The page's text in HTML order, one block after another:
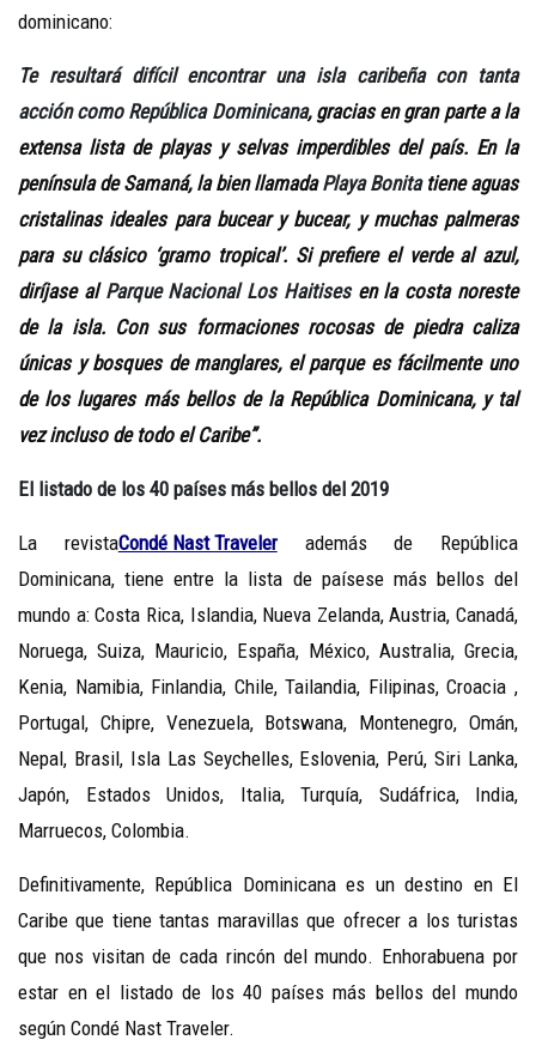
dominicano:
Te resultará difícil encontrar una isla caribeña con tanta
acción como República Dominicana, gracias en gran parte a la
extensa lista de playas y selvas imperdibles del país. En la
península de Samaná, la bien llamadaPlaya Bonitatiene aguas
cristalinas ideales para bucear y bucear, y muchas palmeras
para su clásico ‘gramo tropical’. Si prefiere el verde al azul,
diríjase al Parque Nacional Los Haitises en la costa noreste
de la isla. Con sus formaciones rocosas de piedra caliza
únicas y bosques de manglares, el parque es fácilmente uno
de los lugares más bellos de la República Dominicana, y tal
vez incluso de todo el Caribe”.
El listado de los 40 países más bellos del 2019
La revistaCondé Nast Travelerademás de República
Dominicana, tiene entre la lista de paísese más bellos del
mundo a: Costa Rica, Islandia, Nueva Zelanda, Austria, Canadá,
Noruega, Suiza, Mauricio, España, México, Australia, Grecia,
Kenia, Namibia, Finlandia, Chile, Tailandia, Filipinas, Croacia ,
Portugal, Chipre, Venezuela, Botswana, Montenegro, Omán,
Nepal, Brasil, Isla Las Seychelles, Eslovenia, Perú, Siri Lanka,
Japón, Estados Unidos, Italia, Turquía, Sudáfrica, India,
Marruecos, Colombia.
Definitivamente, República Dominicana es un destino en El
Caribe que tiene tantas maravillas que ofrecer a los turistas
que nos visitan de cada rincón del mundo. Enhorabuena por
estar en el listado de los 40 países más bellos del mundo
según Condé Nast Traveler.